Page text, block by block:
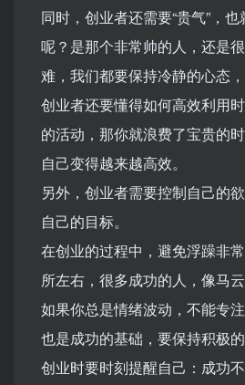
同时，创业者还需要“贵气”，
呢？是那个非常帅的人，还是
难，我们都要保持冷静的心态，
创业者还要懂得如何高效利用
的活动，那你就浪费了宝贵的
自己变得越来越高效。
另外，创业者需要控制自己的
自己的目标。
在创业的过程中，避免浮躁非
所左右，很多成功的人，像马
如果你总是情绪波动，不能专
也是成功的基础，要保持积极
创业时要时刻提醒自己：成功